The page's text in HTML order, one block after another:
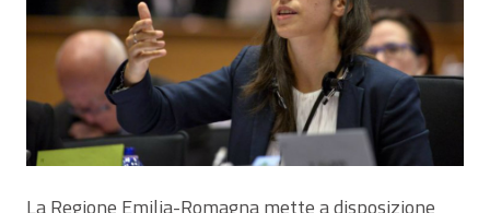
La Regione Emilia-Romagna mette a disposizione